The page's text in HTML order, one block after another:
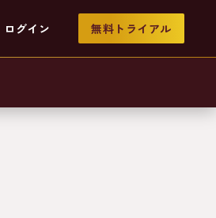
ログイン 無料トライアル